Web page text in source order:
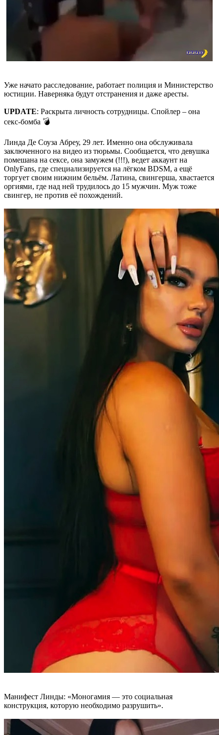
Уже начато расследование, работает полиция и Министерство
юстиции. Наверняка будут отстранения и даже аресты.
UPDATE: Раскрыта личность сотрудницы. Спойлер – она
секс-бомба 💣
Линда Де Соуза Абреу, 29 лет. Именно она обслуживала
заключенного на видео из тюрьмы. Сообщается, что девушка
помешана на сексе, она замужем (!!!), ведет аккаунт на
OnlyFans, где специализируется на лёгком BDSM, а ещё
торгует своим нижним бельём. Латина, свингерша, хвастается
оргиями, где над ней трудилось до 15 мужчин. Муж тоже
свингер, не против её похождений.
Манифест Линды: «Моногамия — это социальная
конструкция, которую необходимо разрушить».